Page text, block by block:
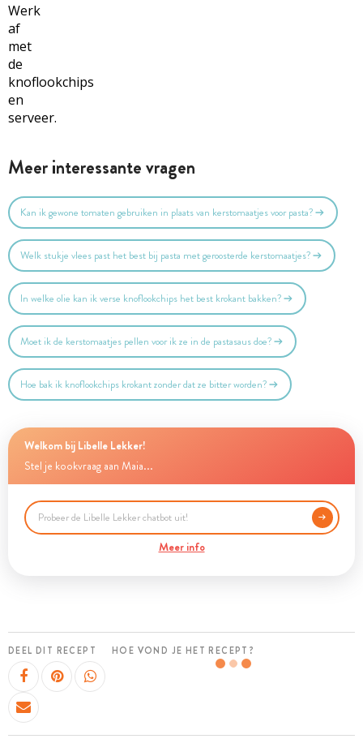
Werk
af
met
de
knoflookchips
en
serveer.
Meer interessante vragen
Kan ik gewone tomaten gebruiken in plaats van kerstomaatjes voor pasta?
Welk stukje vlees past het best bij pasta met geroosterde kerstomaatjes?
In welke olie kan ik verse knoflookchips het best krokant bakken?
Moet ik de kerstomaatjes pellen voor ik ze in de pastasaus doe?
Hoe bak ik knoflookchips krokant zonder dat ze bitter worden?
Welkom bij Libelle Lekker!
Stel je kookvraag aan Maia...
Meer info
DEEL DIT RECEPT HOE VOND JE HET RECEPT?